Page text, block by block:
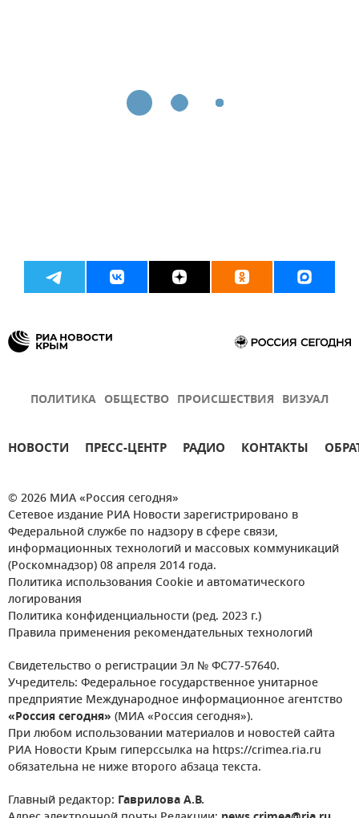
ПОЛИТИКА ОБЩЕСТВО ПРОИСШЕСТВИЯ ВИЗУАЛ
НОВОСТИ ПРЕСС-ЦЕНТР РАДИО КОНТАКТЫ
© 2026 МИА «Россия сегодня»
Сетевое издание РИА Новости зарегистрировано в
Федеральной службе по надзору в сфере связи,
информационных технологий и массовых коммуникаций
(Роскомнадзор) 08 апреля 2014 года.
Политика использования Cookie и автоматического
логирования
Политика конфиденциальности (ред. 2023 г.)
Правила применения рекомендательных технологий
Свидетельство о регистрации Эл № ФС77-57640.
Учредитель: Федеральное государственное унитарное
предприятие Международное информационное агентство
«Россия сегодня» (МИА «Россия сегодня»).
При любом использовании материалов и новостей сайта
РИА Новости Крым гиперссылка на https://crimea.ria.ru
обязательна не ниже второго абзаца текста.
Главный редактор: Гаврилова А.В.